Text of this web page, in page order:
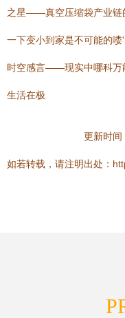
之星——真空压缩袋产业链
一下变小到家是不可能的
时空感言——现实中哪科万
生活在极
更新时
如若转载，请注明出处：